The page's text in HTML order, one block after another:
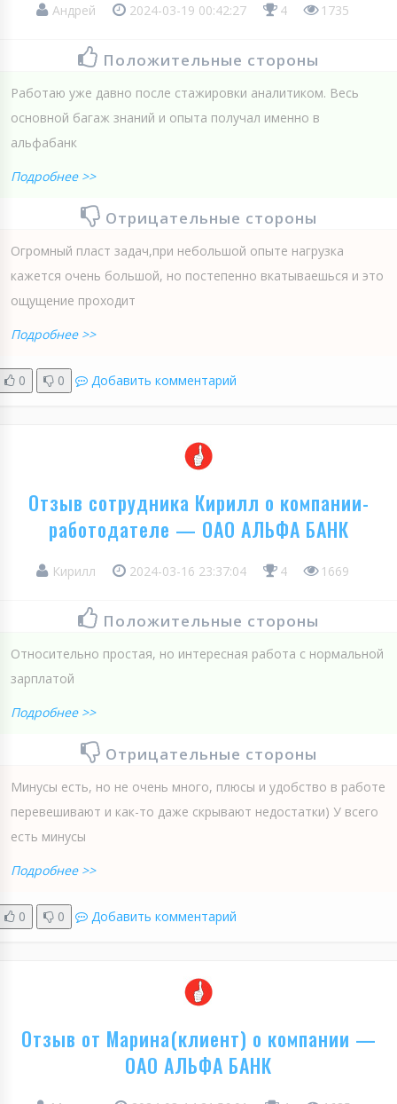
Андрей 2024-03-19 00:42:27 4 1735
Положительные стороны
Работаю уже давно после стажировки аналитиком. Весь
основной багаж знаний и опыта получал именно в
альфабанк
Подробнее >>
Отрицательные стороны
Огромный пласт задач,при небольшой опыте нагрузка
кажется очень большой, но постепенно вкатываешься и это
ощущение проходит
Подробнее >>
0 0 Добавить комментарий
Отзыв сотрудника Кирилл о компании-
работодателе — ОАО АЛЬФА БАНК
Кирилл 2024-03-16 23:37:04 4 1669
Положительные стороны
Относительно простая, но интересная работа с нормальной
зарплатой
Подробнее >>
Отрицательные стороны
Минусы есть, но не очень много, плюсы и удобство в работе
перевешивают и как-то даже скрывают недостатки) У всего
есть минусы
Подробнее >>
0 0 Добавить комментарий
Отзыв от Марина(клиент) о компании —
ОАО АЛЬФА БАНК